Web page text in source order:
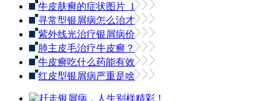
牛皮肤癣的症状图片_1
寻常型银屑病怎么治才
紫外线光治疗银屑病价
肺主皮毛治疗牛皮癣？
牛皮癣吃什么药能有效
红皮型银屑病严重是啥